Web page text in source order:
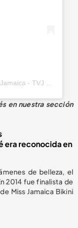
en nuestra sección
era reconocida en
de belleza, el
2014 fue finalista de
Miss Jamaica Bikini